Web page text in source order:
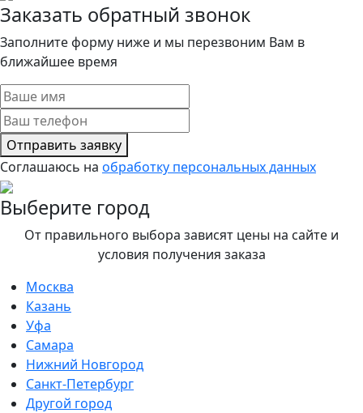
Заказать обратный звонок
Заполните форму ниже и мы перезвоним Вам в
ближайшее время
Отправить заявку
Соглашаюсь на обработку персональных данных
Выберите город
От правильного выбора зависят цены на сайте и
условия получения заказа
Москва
Казань
Уфа
Самара
Нижний Новгород
Санкт-Петербург
Другой город